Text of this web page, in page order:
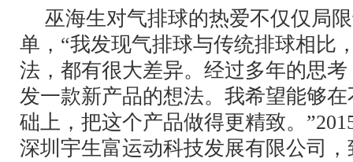
巫海生对气排球的热爱不仅仅局
单，“我发现气排球与传统排球相比
法，都有很大差异。经过多年的思
发一款新产品的想法。我希望能够
础上，把这个产品做得更精致。
深圳宇生富运动科技发展有限公司